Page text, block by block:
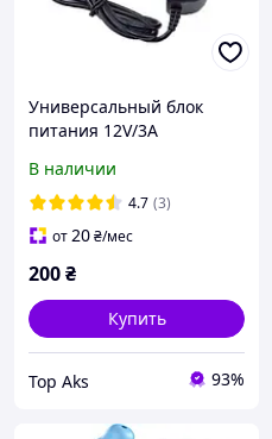
Универсальный блок
питания 12V/3A
В наличии
4.7 (3)
от20₴/мес
200₴
Купить
Top Aks 93%